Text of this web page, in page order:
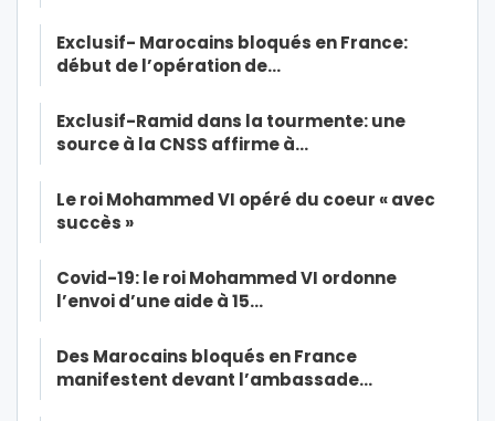
Exclusif- Marocains bloqués en France:
début de l’opération de…
Exclusif-Ramid dans la tourmente: une
source à la CNSS affirme à…
Le roi Mohammed VI opéré du coeur « avec
succès »
Covid-19: le roi Mohammed VI ordonne
l’envoi d’une aide à 15…
Des Marocains bloqués en France
manifestent devant l’ambassade…